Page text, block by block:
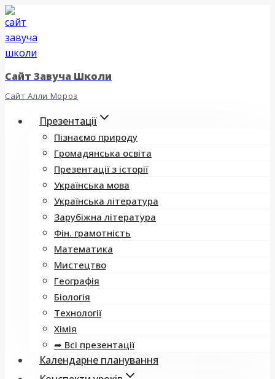
Перейти
до
вмісту
Сайт Завуча Школи
Сайт Алли Мороз
Презентації
Пізнаємо природу
Громадянська освіта
Презентації з історії
Українська мова
Українська література
Зарубіжна література
Фін. грамотність
Математика
Мистецтво
Географія
Біологія
Технології
Хімія
➦ Всі презентації
Календарне планування